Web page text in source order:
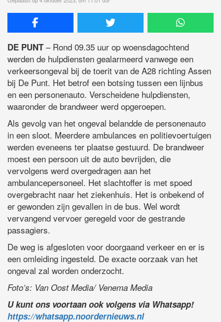
DE PUNT– Rond 09.35 uur op woensdagochtend
werden de hulpdiensten gealarmeerd vanwege een
verkeersongeval bij de toerit van de A28 richting Assen
bij De Punt. Het betrof een botsing tussen een lijnbus
en een personenauto. Verscheidene hulpdiensten,
waaronder de brandweer werd opgeroepen.
Als gevolg van het ongeval belandde de personenauto
in een sloot. Meerdere ambulances en politievoertuigen
werden eveneens ter plaatse gestuurd. De brandweer
moest een persoon uit de auto bevrijden, die
vervolgens werd overgedragen aan het
ambulancepersoneel. Het slachtoffer is met spoed
overgebracht naar het ziekenhuis. Het is onbekend of
er gewonden zijn gevallen in de bus. Wel wordt
vervangend vervoer geregeld voor de gestrande
passagiers.
De weg is afgesloten voor doorgaand verkeer en er is
een omleiding ingesteld. De exacte oorzaak van het
ongeval zal worden onderzocht.
Foto’s: Van Oost Media/ Venema Media
U kunt ons voortaan ook volgens via Whatsapp!
https://whatsapp.noordernieuws.nl